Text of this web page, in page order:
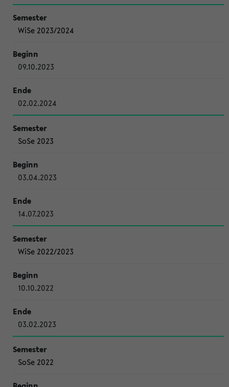
WiSe 2023/2024
09.10.2023
02.02.2024
SoSe 2023
03.04.2023
14.07.2023
WiSe 2022/2023
10.10.2022
03.02.2023
SoSe 2022